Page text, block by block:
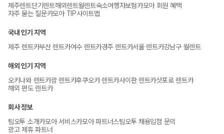
제주렌트단기렌트해외렌트월렌트숙소여행자보험카모아 회원 혜택
자주 묻는 질문카모아 TIP사이트맵
국내 인기 지역
제주 렌트카부산 렌트카여수 렌트카경주 렌트카서울 렌트카강남구 월렌트
해외 인기 지역
오키나와 렌트카괌 렌트카후쿠오카 렌트카사이판 렌트카삿포로 렌트카
해외 편도 렌트카
회사 정보
팀오투 소개카모아 서비스카모아 파트너스팀오투 채용입점 문의
광고 제휴 파트너